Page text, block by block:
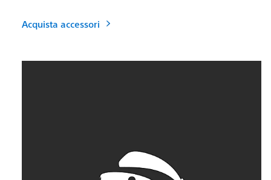
Acquista accessori